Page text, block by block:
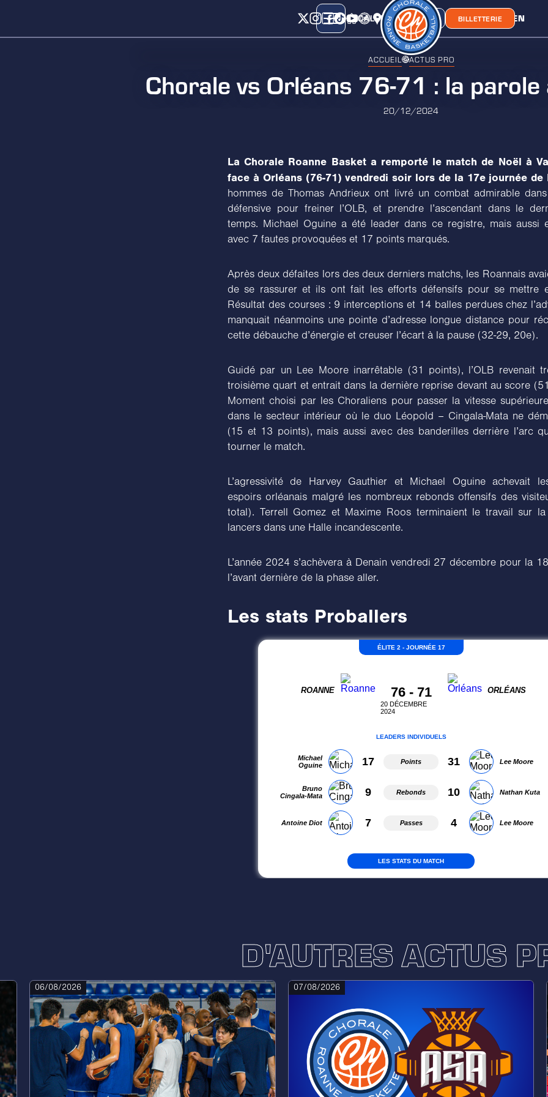
CALENDRIERCLASSEMENTCHORA' LIEN
BOUTIQUE BILLETTERIE
ACCUEIL ACTUS PRO
Chorale vs Orléans 76-71 : la parole
20/12/2024
La Chorale Roanne Basket a remporté le match de Noël à
face à Orléans (76-71) vendredi soir lors de la 17e journée de
hommes de Thomas Andrieux ont livré un combat admirable dans
défensive pour freiner l’OLB, et prendre l’ascendant dans le
temps. Michael Oguine a été leader dans ce registre, mais aussi
avec 7 fautes provoquées et 17 points marqués.
Après deux défaites lors des deux derniers matchs, les Roannais
de se rassurer et ils ont fait les efforts défensifs pour se mettre
Résultat des courses : 9 interceptions et 14 balles perdues chez
manquait néanmoins une pointe d’adresse longue distance pour
cette débauche d’énergie et creuser l’écart à la pause (32-29, 20e).
Guidé par un Lee Moore inarrêtable (31 points), l’OLB revenait
troisième quart et entrait dans la dernière reprise devant au score
Moment choisi par les Choraliens pour passer la vitesse
dans le secteur intérieur où le duo Léopold – Cingala-Mata ne
(15 et 13 points), mais aussi avec des banderilles derrière l’arc
tourner le match.
L’agressivité de Harvey Gauthier et Michael Oguine achevait
espoirs orléanais malgré les nombreux rebonds offensifs des
total). Terrell Gomez et Maxime Roos terminaient le travail sur
lancers dans une Halle incandescente.
L’année 2024 s’achèvera à Denain vendredi 27 décembre pour la
l’avant dernière de la phase aller.
Les stats Proballers
D'AUTRES ACTUS
06/08/2026 07/08/2026